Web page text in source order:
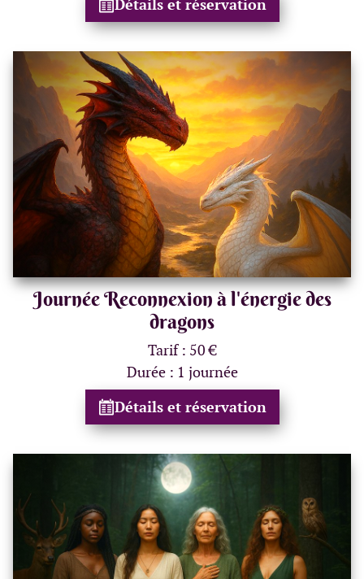
Détails et réservation
Journée Reconnexion à l'énergie des
dragons
Tarif : 50 €
Durée : 1 journée
Détails et réservation